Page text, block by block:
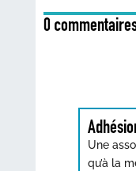
0
Une
qu’à la